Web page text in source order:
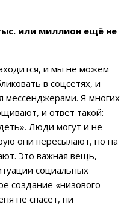
или миллион ещё не
и мы не можем
в соцсетях, и
мессенджерами. Я многих
и ответ такой:
Люди могут и не
они пересылают, но на
Это важная вещь,
социальных
создание «низового
не спасет, ни